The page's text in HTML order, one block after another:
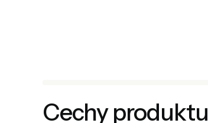
Cechy produktu